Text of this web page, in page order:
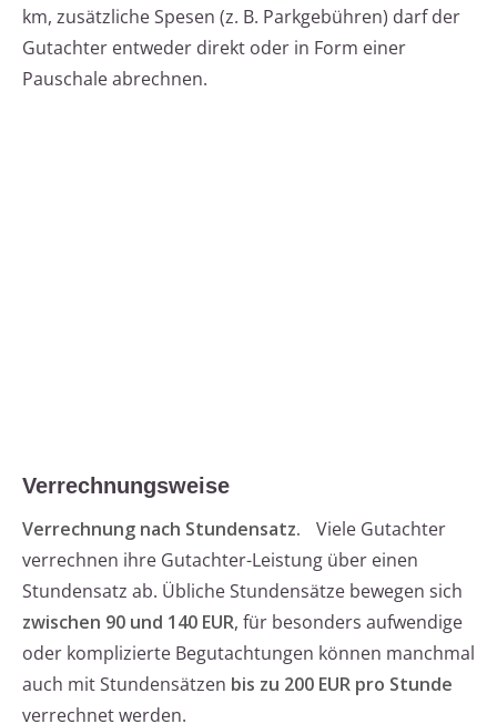
km, zusätzliche Spesen (z. B. Parkgebühren) darf der
Gutachter entweder direkt oder in Form einer
Pauschale abrechnen.
Verrechnungsweise
Verrechnung nach Stundensatz.
Viele Gutachter
verrechnen ihre Gutachter-Leistung über einen
Stundensatz ab. Übliche Stundensätze bewegen sich
zwischen 90 und 140 EUR, für besonders aufwendige
oder komplizierte Begutachtungen können manchmal
auch mit Stundensätzen bis zu 200 EUR pro Stunde
verrechnet werden.